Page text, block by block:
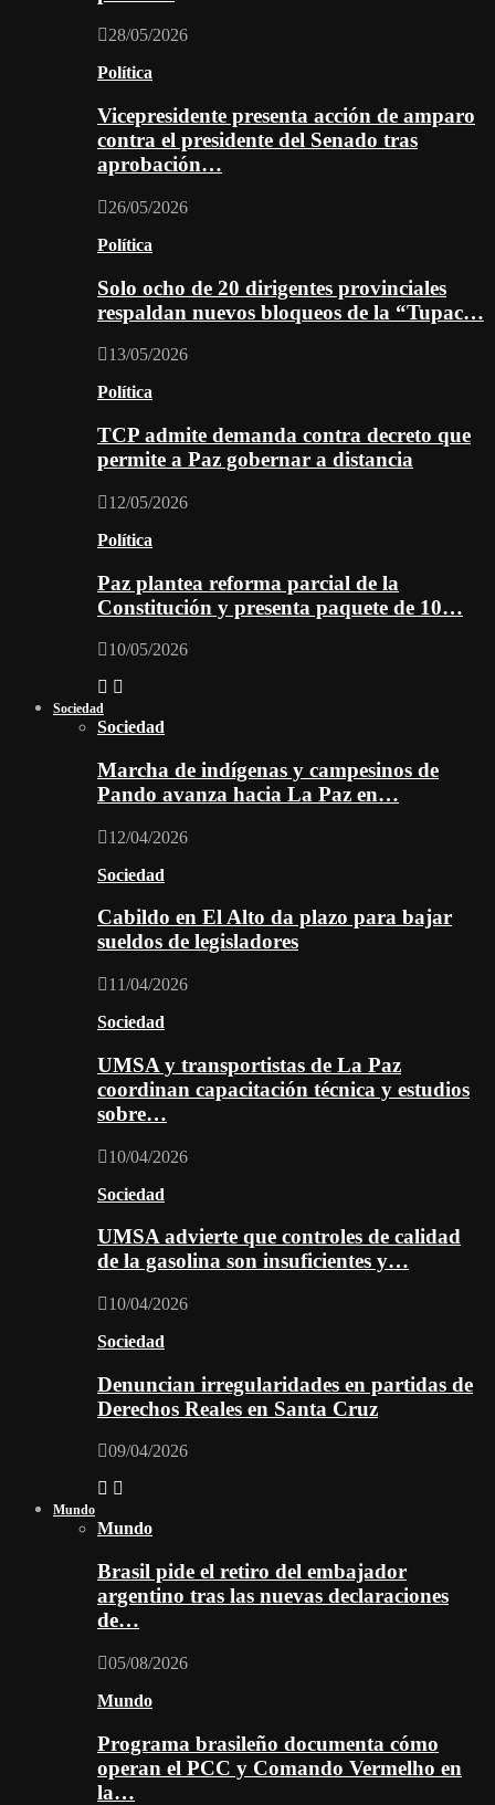
28/05/2026
Política
Vicepresidente presenta acción de amparo
contra el presidente del Senado tras
aprobación…
26/05/2026
Política
Solo ocho de 20 dirigentes provinciales
respaldan nuevos bloqueos de la “Tupac…
13/05/2026
Política
TCP admite demanda contra decreto que
permite a Paz gobernar a distancia
12/05/2026
Política
Paz plantea reforma parcial de la
Constitución y presenta paquete de 10…
10/05/2026
Sociedad
Sociedad
Marcha de indígenas y campesinos de
Pando avanza hacia La Paz en…
12/04/2026
Sociedad
Cabildo en El Alto da plazo para bajar
sueldos de legisladores
11/04/2026
Sociedad
UMSA y transportistas de La Paz
coordinan capacitación técnica y estudios
sobre…
10/04/2026
Sociedad
UMSA advierte que controles de calidad
de la gasolina son insuficientes y…
10/04/2026
Sociedad
Denuncian irregularidades en partidas de
Derechos Reales en Santa Cruz
09/04/2026
Mundo
Mundo
Brasil pide el retiro del embajador
argentino tras las nuevas declaraciones
de…
05/08/2026
Mundo
Programa brasileño documenta cómo
operan el PCC y Comando Vermelho en
la…